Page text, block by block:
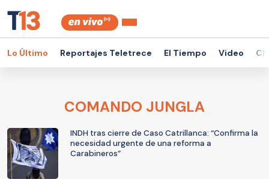
Lo Último Reportajes Teletrece El Tiempo Video
COMANDO JUNGLA
INDH tras cierre de Caso Catrillanca: “Confirma la
necesidad urgente de una reforma a
Carabineros”